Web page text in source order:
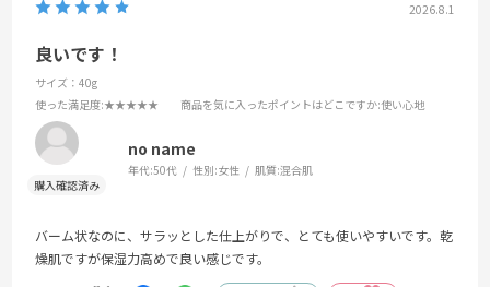
2026.8.1
良いです！
サイズ：40g
使った満足度:★★★★★ 商品を気に入ったポイントはどこですか:使い心地
no name
年代:50代 性別:女性 肌質:混合肌
バーム状なのに、サラッとした仕上がりで、とても使いやすいです。乾
燥肌ですが保湿力高めで良い感じです。